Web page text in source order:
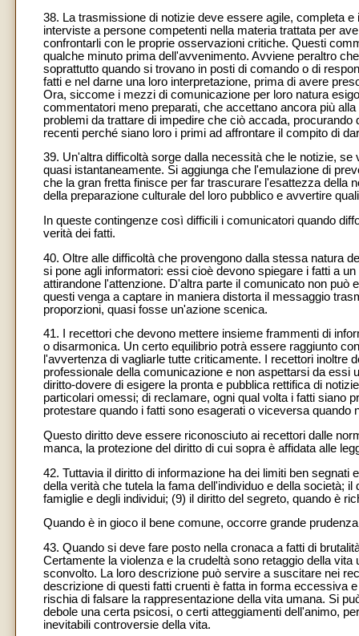
38. La trasmissione di notizie deve essere agile, completa
interviste a persone competenti nella materia trattata per
confrontarli con le proprie osservazioni critiche. Questi
qualche minuto prima dell'avvenimento. Avviene peraltro
soprattutto quando si trovano in posti di comando o di
fatti e nel darne una loro interpretazione, prima di avere
Ora, siccome i mezzi di comunicazione per loro natura
commentatori meno preparati, che accettano ancora più
problemi da trattare di impedire che ciò accada,
recenti perché siano loro i primi ad affrontare il compito di
39. Un'altra difficoltà sorge dalla necessità che le notizie,
quasi istantaneamente. Si aggiunga che l'emulazione di
che la gran fretta finisce per far trascurare l'esattezza della
della preparazione culturale del loro pubblico e avvertire
In queste contingenze così difficili i comunicatori quando
verità dei fatti.
40. Oltre alle difficoltà che provengono dalla stessa natura
si pone agli informatori: essi cioè devono spiegare i fatti a
attirandone l'attenzione. D'altra parte il comunicato non
questi venga a captare in maniera distorta il messaggio
proporzioni, quasi fosse un'azione scenica.
41. I recettori che devono mettere insieme frammenti di
o disarmonica. Un certo equilibrio potrà essere raggiunto
l'avvertenza di vagliarle tutte criticamente. I recettori inoltre
professionale della comunicazione e non aspettarsi da
diritto-dovere di esigere la pronta e pubblica rettifica di
particolari omessi; di reclamare, ogni qual volta i fatti siano
protestare quando i fatti sono esagerati o viceversa quando
Questo diritto deve essere riconosciuto ai recettori dalle
manca, la protezione del diritto di cui sopra è affidata alle
42. Tuttavia il diritto di informazione ha dei limiti ben segnati
della verità che tutela la fama dell'individuo e della società;
famiglie e degli individui; (9) il diritto del segreto, quando è
Quando è in gioco il bene comune, occorre grande
43. Quando si deve fare posto nella cronaca a fatti di
Certamente la violenza e la crudeltà sono retaggio della
sconvolto. La loro descrizione può servire a suscitare nei
descrizione di questi fatti cruenti è fatta in forma eccessiva
rischia di falsare la rappresentazione della vita umana. Si
debole una certa psicosi, o certi atteggiamenti dell'animo,
inevitabili controversie della vita.